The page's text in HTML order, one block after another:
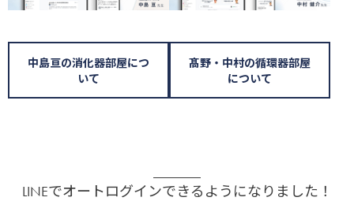
中島亘の消化器部屋につ
いて
髙野・中村の循環器部屋
について
LINEでオートログインできるようになりました！